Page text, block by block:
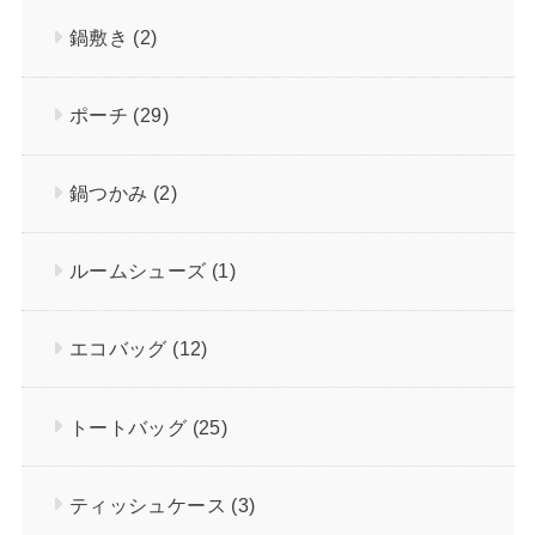
鍋敷き (2)
ポーチ (29)
鍋つかみ (2)
ルームシューズ (1)
エコバッグ (12)
トートバッグ (25)
ティッシュケース (3)